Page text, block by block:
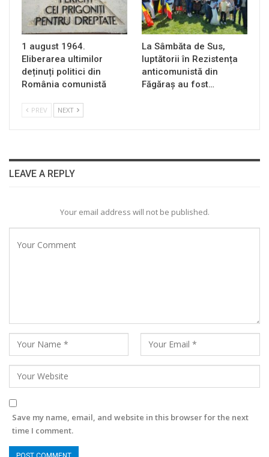
1 august 1964.
Eliberarea ultimilor
deținuți politici din
România comunistă
La Sâmbăta de Sus,
luptătorii în Rezistența
anticomunistă din
Făgăraș au fost…
PREV NEXT
LEAVE A REPLY
Your email address will not be published.
Save my name, email, and website in this browser for the next
time I comment.